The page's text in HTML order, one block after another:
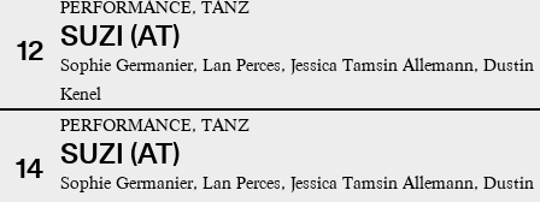
12
PERFORMANCE, TANZ
SUZI (AT)
Sophie Germanier, Lan Perces, Jessica Tamsin Allemann, Dustin
Kenel
14
PERFORMANCE, TANZ
SUZI (AT)
Sophie Germanier, Lan Perces, Jessica Tamsin Allemann, Dustin